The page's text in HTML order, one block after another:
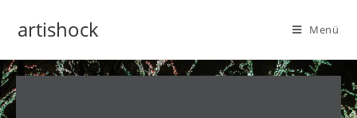
artishock Menü